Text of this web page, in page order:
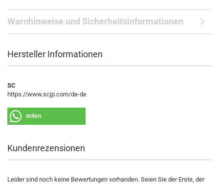
Warnhinweise und Sicherheitsinformationen
Hersteller Informationen
SC
https://www.scjp.com/de-de
teilen
Kundenrezensionen
Leider sind noch keine Bewertungen vorhanden. Seien Sie der Erste, der